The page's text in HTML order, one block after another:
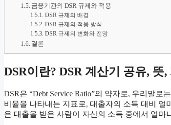
금융기관의 DSR 규제와 적용
DSR 규제의 배경
DSR 규제의 적용 방식
DSR 규제의 변화와 전망
결론
DSR이란? DSR 계산기 공유, 뜻,
DSR은 “Debt Service Ratio”의 약자로, 우리말
비율을 나타내는 지표로, 대출자의 소득 대비 얼
은 대출을 받은 사람이 자신의 소득 중에서 얼